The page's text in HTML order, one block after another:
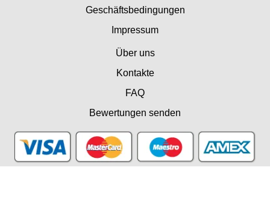
Geschäftsbedingungen
Impressum
Über uns
Kontakte
FAQ
Bewertungen senden